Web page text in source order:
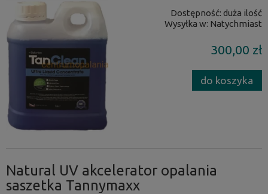
Dostępność: duża ilość
Wysyłka w: Natychmiast
300,00 zł
do koszyka
Natural UV akcelerator opalania
saszetka Tannymaxx